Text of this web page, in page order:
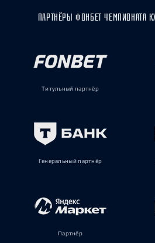
ПАРТНЁРЫ ФОНБЕТ ЧЕМПИОНАТА
Титульный партнёр
Генеральный партнёр
Партнёр